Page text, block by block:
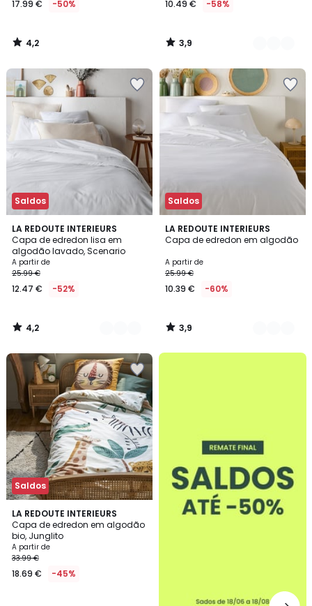
partir
17.99
€
vez
de
35.99
de
desconto
17.99 € -50%
4,2
/
10.49 € -58%
3,9
/
Saldos
LA REDOUTE INTERIEURS
Capa de edredon lisa em
algodão lavado, Scenario
A partir de
25.99 €
12.47 € -52%
4,2
/ 5
18
Cores
4,2
/
Saldos
LA REDOUTE INTERIEURS
Capa de edredon em algodão
A partir de
25.99 €
10.39 € -60%
3,9
/ 5
6
Cores
3,9
/
Saldos
LA REDOUTE INTERIEURS
Capa de edredon em algodão
bio, Junglito
A partir de
33.99 €
18.69 € -45%
4,7
/ 5
até